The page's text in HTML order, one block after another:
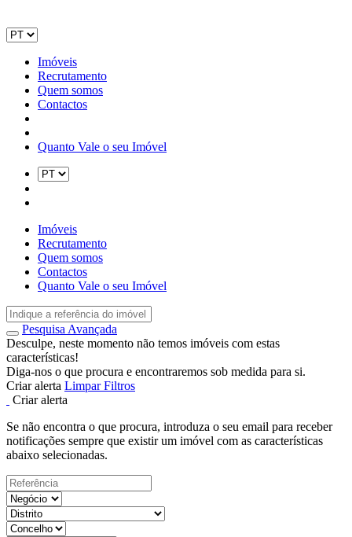
Imóveis
Recrutamento
Quem somos
Contactos
Quanto Vale o seu Imóvel
Imóveis
Recrutamento
Quem somos
Contactos
Quanto Vale o seu Imóvel
Pesquisa Avançada
Desculpe, neste momento não temos imóveis com estas
características!
Diga-nos o que procura e encontraremos sob medida para si.
Criar alerta Limpar Filtros
Criar alerta
Se não encontra o que procura, introduza o seu email para receber
notificações sempre que existir um imóvel com as características
abaixo selecionadas.